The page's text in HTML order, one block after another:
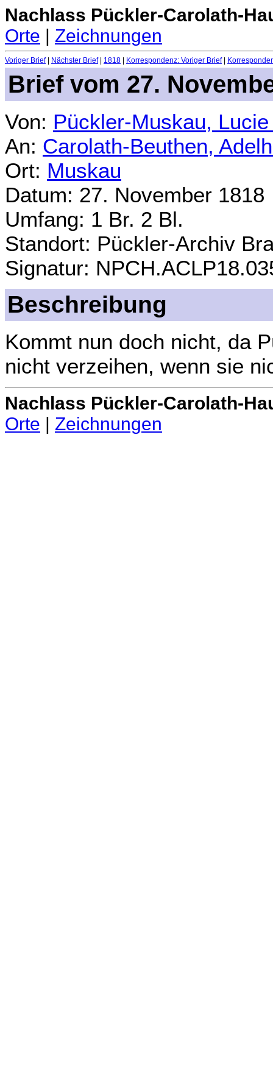
Nachlass Pückler-Carolath-
Orte | Zeichnungen
Voriger Brief| Nächster Brief| 1818 Korrespondenz: Voriger Brief|
Brief vom 27.
Von: Pückler-Muskau,
An: Carolath-Beuthen,
Ort: Muskau
Datum: 27. November 1818
Umfang: 1 Br. 2 Bl.
Standort: Pückler-Archiv
Signatur:
Beschreibung
Kommt nun doch nicht, da
nicht verzeihen, wenn sie
Nachlass Pückler-Carolath-
Orte | Zeichnungen